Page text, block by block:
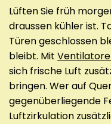
Lüften Sie früh
draussen kühler ist.
Türen geschlossen
bleibt. Mit
sich frische Luft
bringen. Wer auf
gegenüberliegende
Luftzirkulation